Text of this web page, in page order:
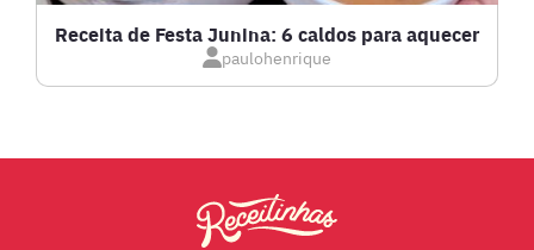
Receita de Festa Junina: 6 caldos para aquecer
paulohenrique